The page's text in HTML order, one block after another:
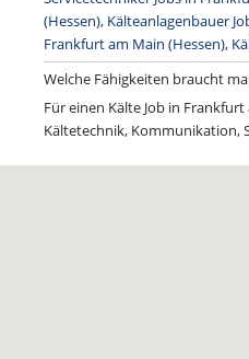
(Hessen), Kälteanlagenbauer
Frankfurt am Main (Hessen),
Welche Fähigkeiten braucht
Für einen Kälte Job in
Kältetechnik, Kommunikation,